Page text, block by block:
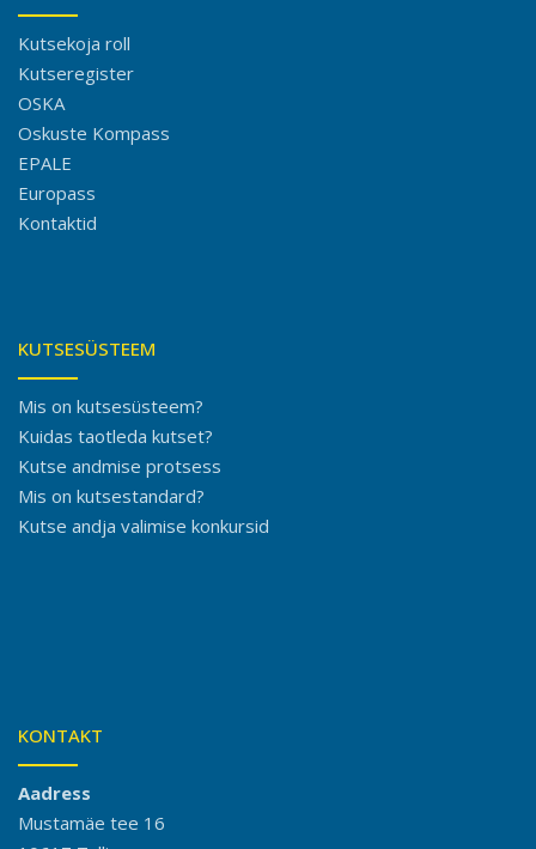
Kutsekoja roll
Kutseregister
OSKA
Oskuste Kompass
EPALE
Europass
Kontaktid
KUTSESÜSTEEM
Mis on kutsesüsteem?
Kuidas taotleda kutset?
Kutse andmise protsess
Mis on kutsestandard?
Kutse andja valimise konkursid
KONTAKT
Aadress
Mustamäe tee 16